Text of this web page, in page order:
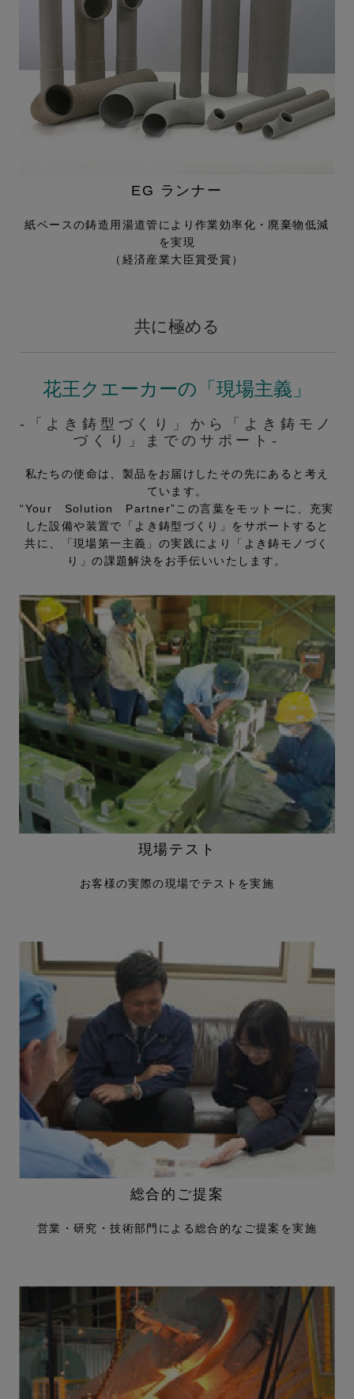
EG ランナー
紙ベースの鋳造用湯道管により作業効率化・廃棄物低減
を実現
（経済産業大臣賞受賞）
共に極める
花王クエーカーの「現場主義」
-「よき鋳型づくり」から「よき鋳モノ
づくり」までのサポート-
私たちの使命は、製品をお届けしたその先にあると考え
ています。
“Your Solution Partner”この言葉をモットーに、充実
した設備や装置で「よき鋳型づくり」をサポートすると
共に、
「現場第一主義」の実践により「よき鋳モノづく
り」の課題解決をお手伝いいたします。
現場テスト
お客様の実際の現場でテストを実施
総合的ご提案
営業・研究・技術部門による総合的なご提案を実施